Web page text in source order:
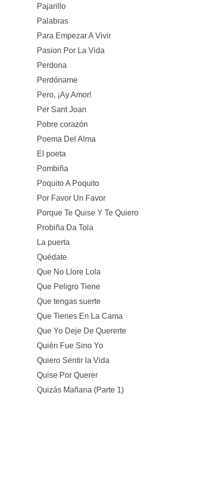
Pajarillo
Palabras
Para Empezar A Vivir
Pasion Por La Vida
Perdona
Perdóname
Pero, ¡Ay Amor!
Per Sant Joan
Pobre corazón
Poema Del Alma
El poeta
Pombiña
Poquito A Poquito
Por Favor Un Favor
Porque Te Quise Y Te Quiero
Probiña Da Tola
La puerta
Quédate
Que No Llore Lola
Que Peligro Tiene
Que tengas suerte
Que Tienes En La Cama
Que Yo Deje De Quererte
Quién Fue Sino Yo
Quiero Sentir la Vida
Quise Por Querer
Quizás Mañana (Parte 1)